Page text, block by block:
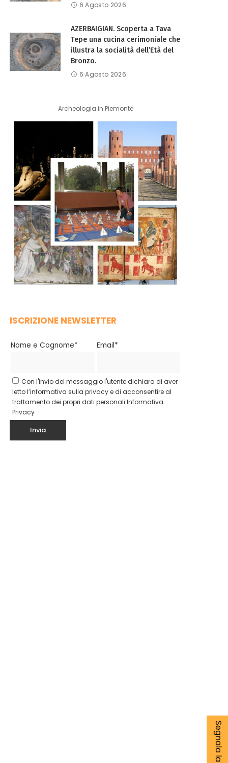
6 Agosto 2026
AZERBAIGIAN. Scoperta a Tava
Tepe una cucina cerimoniale che
illustra la socialità dell’Età del
Bronzo.
6 Agosto 2026
Archeologia in Piemonte
ISCRIZIONE NEWSLETTER
Nome e Cognome* Email*
Con l'invio del messaggio l'utente dichiara di aver
letto l’informativa sulla privacy e di acconsentire al
trattamento dei propri dati personali.Informativa
Privacy